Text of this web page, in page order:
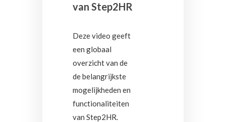
van Step2HR
Deze video geeft
een globaal
overzicht van de
de belangrijkste
mogelijkheden en
functionaliteiten
van Step2HR.